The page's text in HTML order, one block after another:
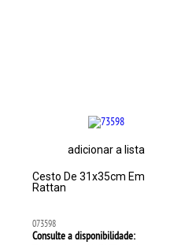
adicionar a lista
Cesto De 31x35cm Em
Rattan
073598
Consulte a disponibilidade: